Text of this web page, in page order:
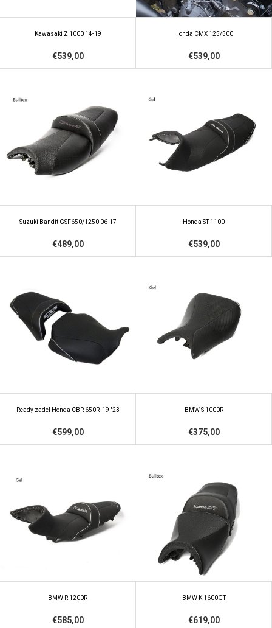
Kawasaki Z 1000 14-19
€539,00
Honda CMX 125/500
€539,00
Suzuki Bandit GSF650/1250 06-17
€489,00
Honda ST 1100
€539,00
Ready zadel Honda CBR 650R '19-'23
€599,00
BMW S 1000R
€375,00
BMW R 1200R
€585,00
BMW K 1600GT
€619,00